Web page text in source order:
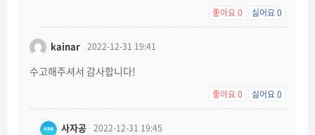
좋아요0 싫어요0
kainar 2022-12-31 19:41
수고해주셔서 감사합니다!
좋아요0 싫어요0
사자공 2022-12-31 19:45